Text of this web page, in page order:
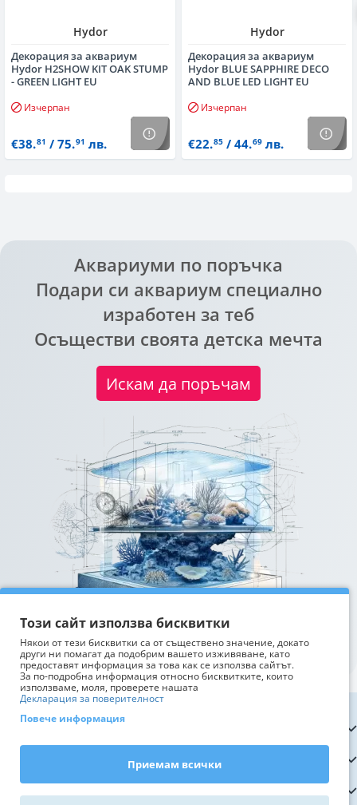
Hydor
Декорация за аквариум
Hydor H2SHOW KIT OAK STUMP
- GREEN LIGHT EU
Изчерпан
€38.81 / 75.91 лв.
Hydor
Декорация за аквариум
Hydor BLUE SAPPHIRE DECO
AND BLUE LED LIGHT EU
Изчерпан
€22.85/ 44.69лв.
Аквариуми по поръчка
Подари си аквариум специално
изработен за теб
Осъществи своята детска мечта
Искам да поръчам
Информация
Обслужване на клиенти
Този сайт използва бисквитки
Някои от тези бисквитки са от съществено значение, докато
други ни помагат да подобрим вашето изживяване, като
предоставят информация за това как се използва сайтът.
За по-подробна информация относно бисквитките, които
използваме, моля, проверете нашата
Декларация за поверителност
Повече информация
Приемам всички